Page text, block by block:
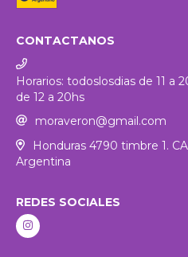
CONTACTANOS
Horarios: todoslosdias de 11 a
de 12 a 20hs
moraveron@gmail.com
Honduras 4790 timbre 1.
Argentina
REDES SOCIALES